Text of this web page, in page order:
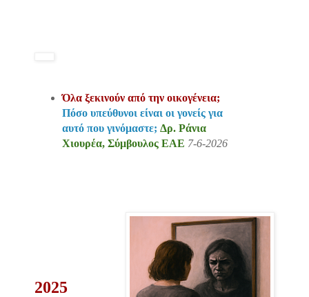
Όλα ξεκινούν από την οικογένεια;
Πόσο υπεύθυνοι είναι οι γονείς για
αυτό που γινόμαστε; Δρ. Ράνια
Χιουρέα, Σύμβουλος ΕΑΕ 7-6-2026
2025